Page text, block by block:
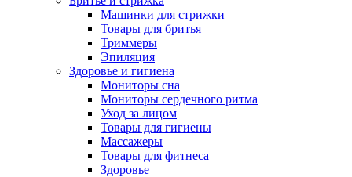
Машинки для стрижки
Товары для бритья
Триммеры
Эпиляция
Здоровье и гигиена
Мониторы сна
Мониторы сердечного ритма
Уход за лицом
Товары для гигиены
Массажеры
Товары для фитнеса
Здоровье